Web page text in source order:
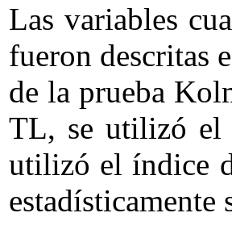
Las variables
fueron descritas
de la prueba
TL, se utilizó el
utilizó el índice